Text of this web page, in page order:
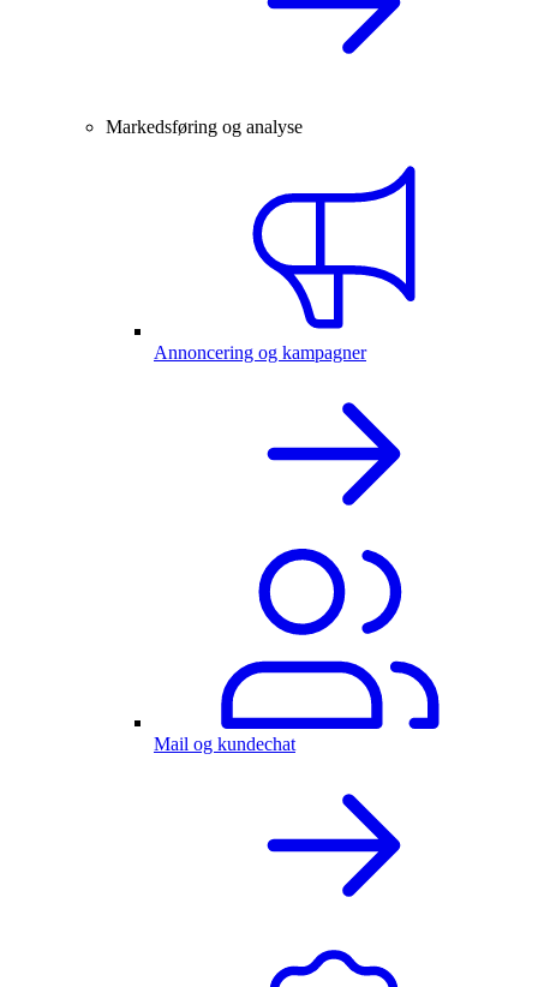
Markedsføring og analyse
Annoncering og kampagner
Mail og kundechat